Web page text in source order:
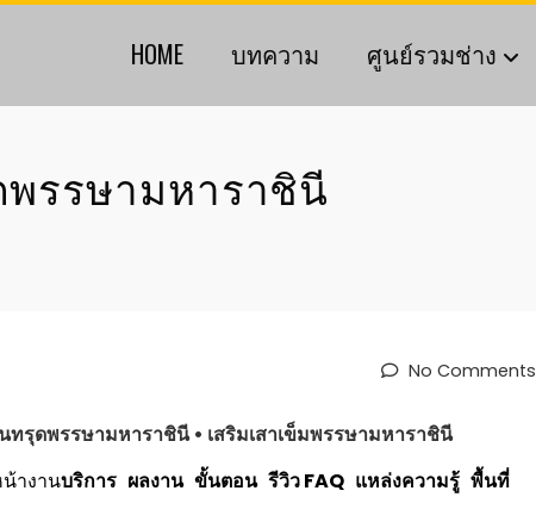
HOME บทความ ศูนย์รวมช่าง
รรษามหาราชินี
No Comments
ทรุดพรรษามหาราชินี• เสริมเสาเข็มพรรษามหาราชินี
างานบริการ ผลงาน ขั้นตอน รีวิวFAQ แหล่งความรู้ พื้นที่